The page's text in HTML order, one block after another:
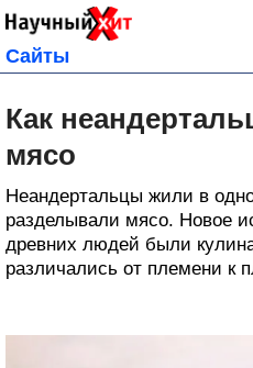
Сайты
Как
мясо
Неандертальцы жили в
разделывали мясо. Новое
древних людей были
различались от племени к